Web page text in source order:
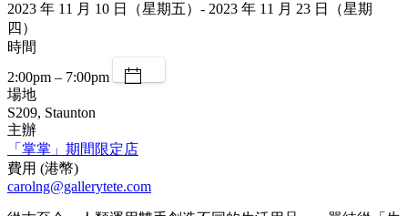
2023 年 11 月 10 日（星期五）- 2023 年 11 月 23 日（星期
四）
時間
2:00pm – 7:00pm
場地
S209, Staunton
主辦
「掌掌」期間限定店
費用 (港幣)
carolng@gallerytete.com